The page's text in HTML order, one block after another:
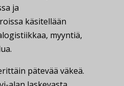
ja
käsitellään
myyntiä,
pätevää väkeä.